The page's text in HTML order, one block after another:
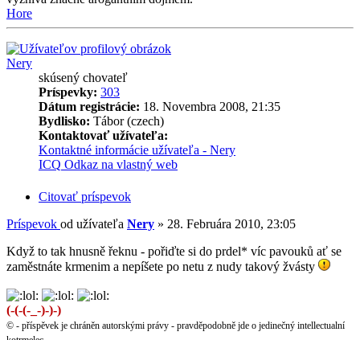
Hore
Nery
skúsený chovateľ
Príspevky: 303
Dátum registrácie: 18. Novembra 2008, 21:35
Bydlisko: Tábor (czech)
Kontaktovať užívateľa:
Kontaktné informácie užívateľa - Nery
ICQ Odkaz na vlastný web
Citovať príspevok
Príspevok od užívateľa Nery » 28. Februára 2010, 23:05
Když to tak hnusně řeknu - pořiďte si do prdel* víc pavouků ať se
zaměstnáte krmenim a nepíšete po netu z nudy takový žvásty
(-(-(-_-)-)-)
© - příspěvek je chráněn autorskými právy - pravděpodobně jde o jedinečný intellectualní